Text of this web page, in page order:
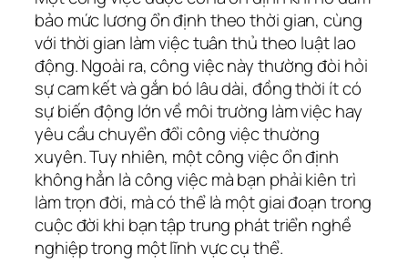
bảo mức lương ổn định theo thời gian, cùng
với thời gian làm việc tuân thủ theo luật lao
động. Ngoài ra, công việc này thường đòi hỏi
sự cam kết và gắn bó lâu dài, đồng thời ít có
sự biến động lớn về môi trường làm việc hay
yêu cầu chuyển đổi công việc thường
xuyên. Tuy nhiên, một công việc ổn định
không hẳn là công việc mà bạn phải kiên trì
làm trọn đời, mà có thể là một giai đoạn trong
cuộc đời khi bạn tập trung phát triển nghề
nghiệp trong một lĩnh vực cụ thể.